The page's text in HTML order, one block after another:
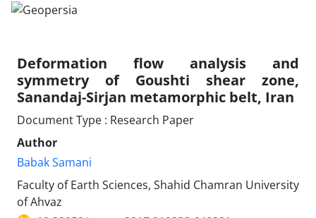
Deformation flow analysis and
symmetry of Goushti shear zone,
Sanandaj-Sirjan metamorphic belt, Iran
Document Type : Research Paper
Author
Babak Samani
Faculty of Earth Sciences, Shahid Chamran University
of Ahvaz